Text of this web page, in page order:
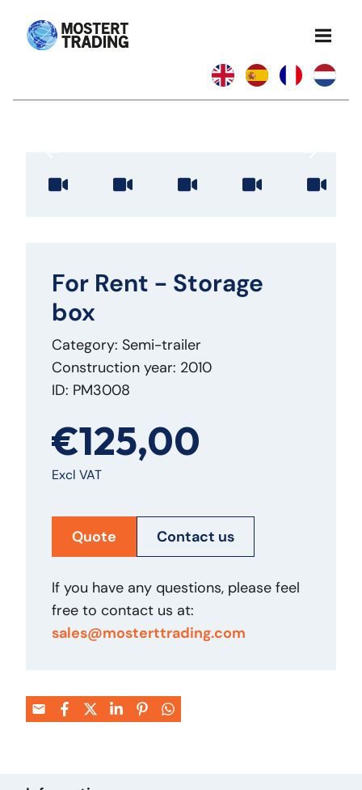
For Rent - Storage
box
Category: Semi-trailer
Construction year: 2010
ID: PM3008
€125,00
Excl VAT
Quote Contact us
If you have any questions, please feel
free to contact us at:
sales@mosterttrading.com